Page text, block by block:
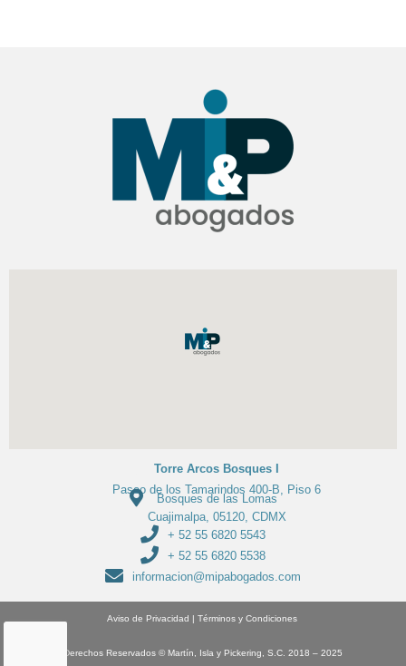
Torre Arcos Bosques I
Paseo de los Tamarindos 400-B, Piso 6
Bosques de las Lomas
Cuajimalpa, 05120, CDMX
+ 52 55 6820 5543
+ 52 55 6820 5538
informacion@mipabogados.com
Aviso de Privacidad | Términos y Condiciones
Derechos Reservados © Martín, Isla y Pickering, S.C. 2018 – 2025